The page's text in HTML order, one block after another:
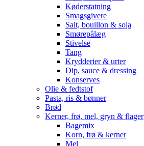
Køderstatning
Smagsgivere
Salt, bouillon & soja
Smørepålæg
Stivelse
Tang
Krydderier & urter
Dip, sauce & dressing
Konserves
Olie & fedtstof
Pasta, ris & bønner
Brød
Kerner, frø, mel, gryn & flager
Bagemix
Korn, frø & kerner
Mel